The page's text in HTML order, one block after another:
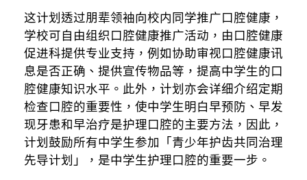
这计划透过朋辈领袖向校内同学推广口腔健康，
学校可自由组织口腔健康推广活动，由口腔健康
促进科提供专业支持，例如协助审视口腔健康讯
息是否正确、提供宣传物品等，提高中学生的口
腔健康知识水平。此外，计划亦会详细介绍定期
检查口腔的重要性，使中学生明白早预防、早发
现牙患和早治疗是护理口腔的主要方法，因此，
计划鼓励所有中学生参加「青少年护齿共同治理
先导计划」，是中学生护理口腔的重要一步。